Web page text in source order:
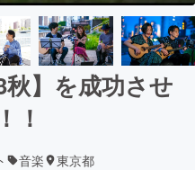
】を成功させ
！
音楽 東京都